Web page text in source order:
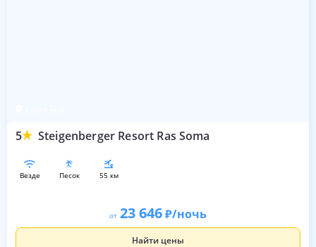
5 Steigenberger Resort Ras Soma
везде песок 55 км
от 23 646 /ночь
Найти цены